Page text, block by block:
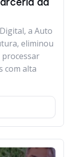
a Auto
eliminou
processar
com alta